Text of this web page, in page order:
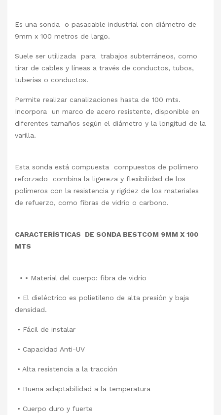
Es una sonda o pasacable industrial con diámetro de
9mm x 100 metros de largo.
Suele ser utilizada para trabajos subterráneos, como
tirar de cables y líneas a través de conductos, tubos,
tuberías o conductos.
Permite realizar canalizaciones hasta de 100 mts.
Incorpora un marco de acero resistente, disponible en
diferentes tamaños según el diámetro y la longitud de la
varilla.
Esta sonda está compuesta compuestos de polímero
reforzado combina la ligereza y flexibilidad de los
polímeros con la resistencia y rigidez de los materiales
de refuerzo, como fibras de vidrio o carbono.
CARACTERÍSTICAS DE SONDA BESTCOM 9MM X 100
MTS
• • Material del cuerpo: fibra de vidrio
• El dieléctrico es polietileno de alta presión y baja
densidad.
• Fácil de instalar
• Capacidad Anti-UV
• Alta resistencia a la tracción
• Buena adaptabilidad a la temperatura
• Cuerpo duro y fuerte